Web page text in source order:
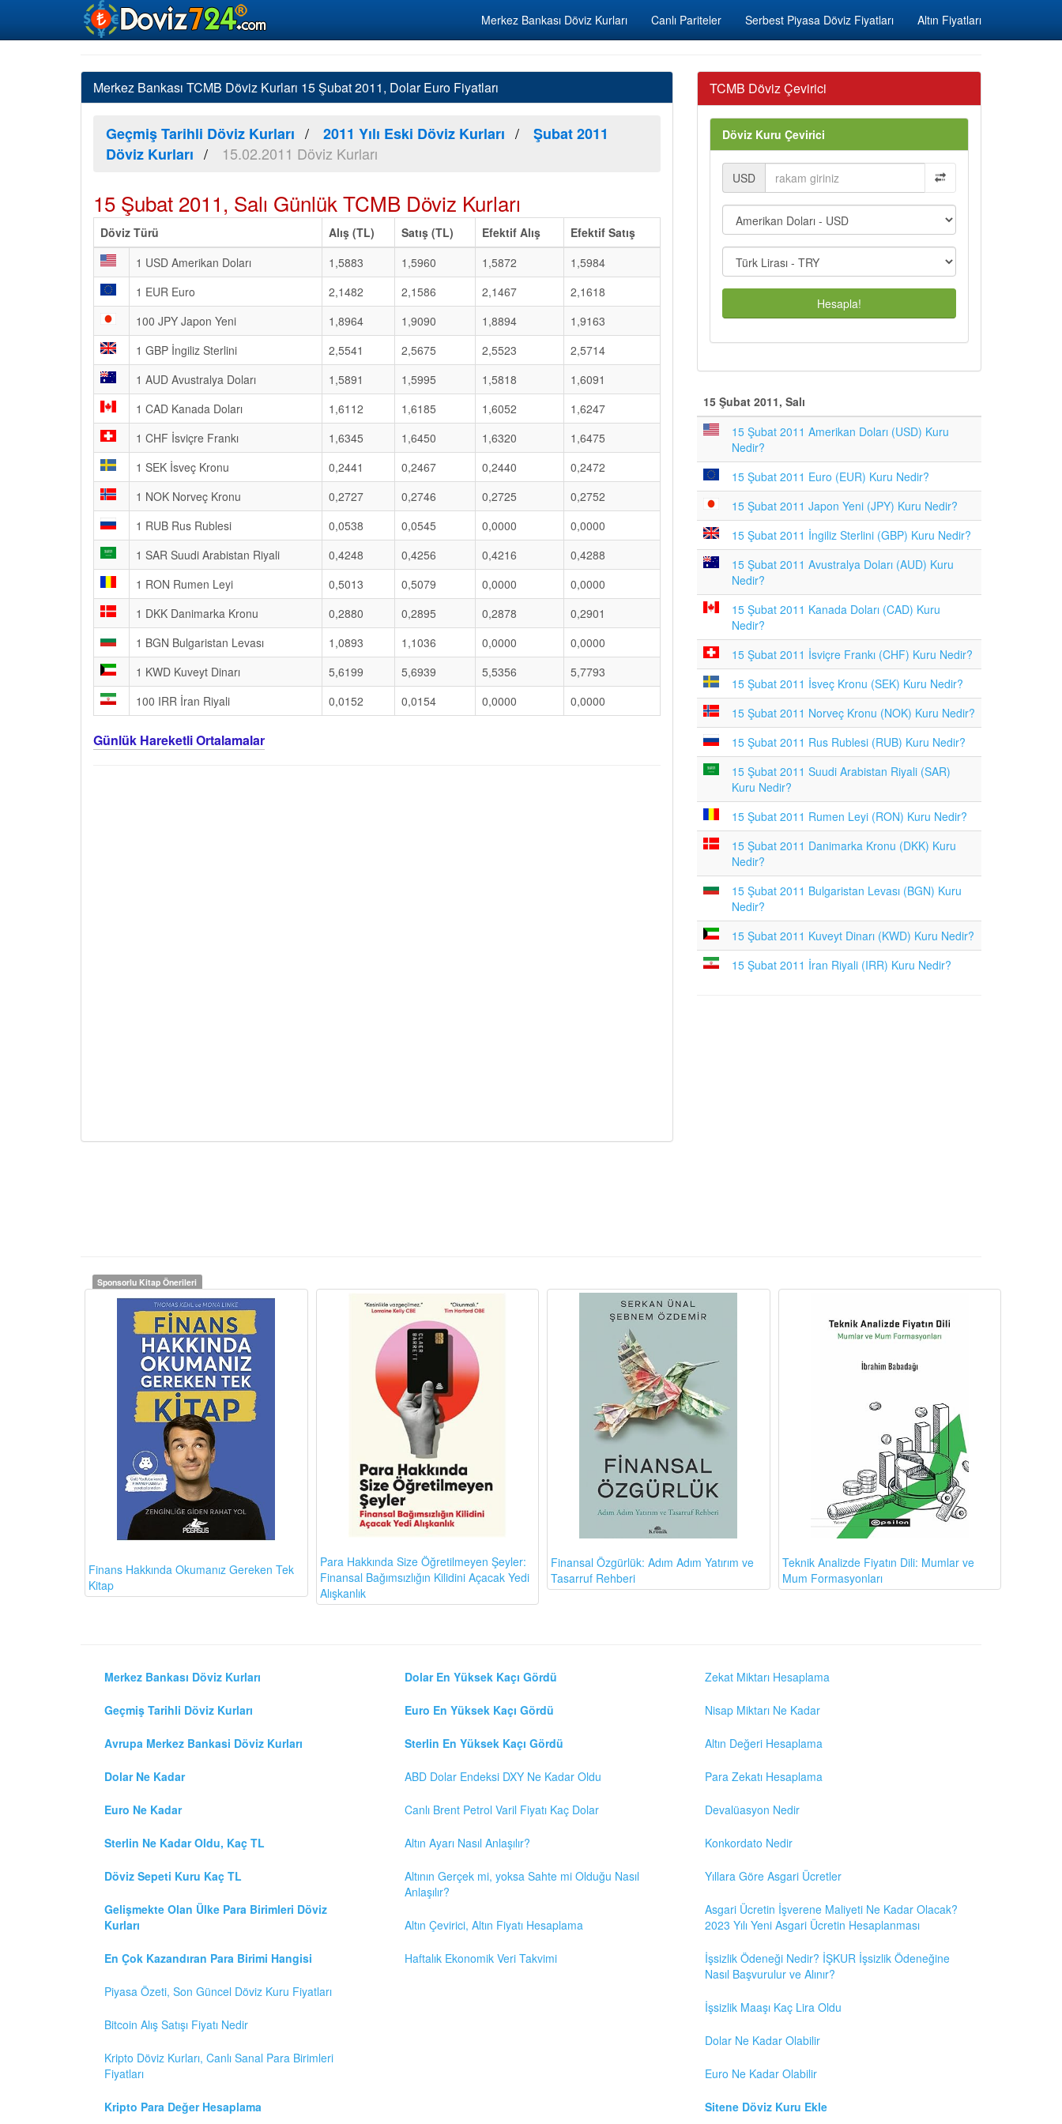
Merkez Bankası Döviz Kurları Canlı Pariteler Serbest Piyasa Döviz Fiyatları Altın Fiyatları
Merkez Bankası TCMB Döviz Kurları 15 Şubat 2011, Dolar Euro Fiyatları
Geçmiş Tarihli Döviz Kurları 2011 Yılı Eski Döviz Kurları
Şubat 2011
Döviz Kurları
15.02.2011 Döviz Kurları
15 Şubat 2011, Salı Günlük TCMB Döviz Kurları
Döviz Türü Alış (TL) Satış (TL) Efektif Alış
Efektif Satış
1 USD Amerikan Doları
1,5883 1,5960 1,5872
1,5984
1 EUR Euro
2,1482 2,1586 2,1467
2,1618
100 JPY Japon Yeni
1,8964 1,9090 1,8894
1,9163
1 GBP İngiliz Sterlini
2,5541 2,5675 2,5523
2,5714
1 AUD Avustralya Doları
1,5891 1,5995 1,5818
1,6091
1 CAD Kanada Doları
1,6112 1,6185 1,6052
1,6247
1 CHF İsviçre Frankı
1,6345 1,6450 1,6320
1,6475
1 SEK İsveç Kronu
0,2441 0,2467 0,2440
0,2472
1 NOK Norveç Kronu
0,2727 0,2746 0,2725
0,2752
1 RUB Rus Rublesi
0,0538 0,0545 0,0000
0,0000
1 SAR Suudi Arabistan Riyali
0,4248 0,4256 0,4216
0,4288
1 RON Rumen Leyi
0,5013 0,5079 0,0000
0,0000
1 DKK Danimarka Kronu
0,2880 0,2895 0,2878
0,2901
1 BGN Bulgaristan Levası
1,0893 1,1036 0,0000
0,0000
1 KWD Kuveyt Dinarı
5,6199 5,6939 5,5356
5,7793
100 IRR İran Riyali
0,0152 0,0154 0,0000 0,0000
Günlük Hareketli Ortalamalar
TCMB Döviz Çevirici
Döviz Kuru Çevirici
USD
Hesapla!
15 Şubat 2011, Salı
15 Şubat 2011 Amerikan Doları (USD) Kuru
Nedir?
15 Şubat 2011 Euro (EUR) Kuru Nedir?
15 Şubat 2011 Japon Yeni (JPY) Kuru Nedir?
15 Şubat 2011 İngiliz Sterlini (GBP) Kuru Nedir?
15 Şubat 2011 Avustralya Doları (AUD) Kuru
Nedir?
15 Şubat 2011 Kanada Doları (CAD) Kuru
Nedir?
15 Şubat 2011 İsviçre Frankı (CHF) Kuru Nedir?
15 Şubat 2011 İsveç Kronu (SEK) Kuru Nedir?
15 Şubat 2011 Norveç Kronu (NOK) Kuru Nedir?
15 Şubat 2011 Rus Rublesi (RUB) Kuru Nedir?
15 Şubat 2011 Suudi Arabistan Riyali (SAR)
Kuru Nedir?
15 Şubat 2011 Rumen Leyi (RON) Kuru Nedir?
15 Şubat 2011 Danimarka Kronu (DKK) Kuru
Nedir?
15 Şubat 2011 Bulgaristan Levası (BGN) Kuru
Nedir?
15 Şubat 2011 Kuveyt Dinarı (KWD) Kuru Nedir?
15 Şubat 2011 İran Riyali (IRR) Kuru Nedir?
Sponsorlu Kitap Önerileri
Finans Hakkında Okumanız Gereken Tek
Kitap
Para Hakkında Size Öğretilmeyen Şeyler:
Finansal Bağımsızlığın Kilidini Açacak Yedi
Alışkanlık
Finansal Özgürlük: Adım Adım Yatırım ve
Tasarruf Rehberi
Teknik Analizde Fiyatın Dili: Mumlar ve
Mum Formasyonları
Merkez Bankası Döviz Kurları
Geçmiş Tarihli Döviz Kurları
Avrupa Merkez Bankasi Döviz Kurları
Dolar Ne Kadar
Euro Ne Kadar
Sterlin Ne Kadar Oldu, Kaç TL
Döviz Sepeti Kuru Kaç TL
Gelişmekte Olan Ülke Para Birimleri Döviz
Kurları
En Çok Kazandıran Para Birimi Hangisi
Piyasa Özeti, Son Güncel Döviz Kuru Fiyatları
Bitcoin Alış Satışı Fiyatı Nedir
Kripto Döviz Kurları, Canlı Sanal Para Birimleri
Fiyatları
Kripto Para Değer Hesaplama
Dolar En Yüksek Kaçı Gördü
Euro En Yüksek Kaçı Gördü
Sterlin En Yüksek Kaçı Gördü
ABD Dolar Endeksi DXY Ne Kadar Oldu
Canlı Brent Petrol Varil Fiyatı Kaç Dolar
Altın Ayarı Nasıl Anlaşılır?
Altının Gerçek mi, yoksa Sahte mi Olduğu Nasıl
Anlaşılır?
Altın Çevirici, Altın Fiyatı Hesaplama
Haftalık Ekonomik Veri Takvimi
Zekat Miktarı Hesaplama
Nisap Miktarı Ne Kadar
Altın Değeri Hesaplama
Para Zekatı Hesaplama
Devalüasyon Nedir
Konkordato Nedir
Yıllara Göre Asgari Ücretler
Asgari Ücretin İşverene Maliyeti Ne Kadar Olacak?
2023 Yılı Yeni Asgari Ücretin Hesaplanması
İşsizlik Ödeneği Nedir? İŞKUR İşsizlik Ödeneğine
Nasıl Başvurulur ve Alınır?
İşsizlik Maaşı Kaç Lira Oldu
Dolar Ne Kadar Olabilir
Euro Ne Kadar Olabilir
Sitene Döviz Kuru Ekle